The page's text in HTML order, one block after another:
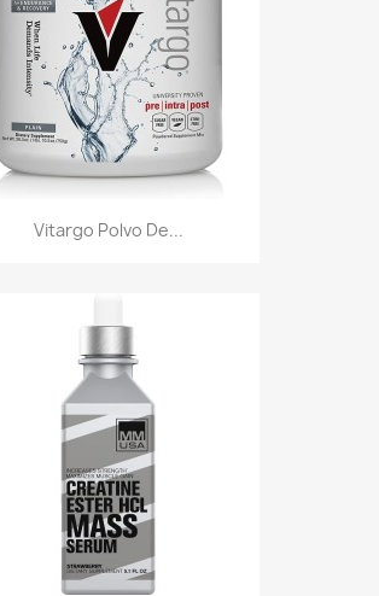
Vitargo Polvo De...